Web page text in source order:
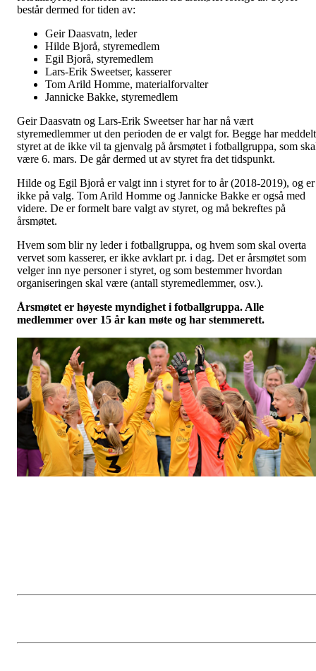
består dermed for tiden av:
Geir Daasvatn, leder
Hilde Bjorå, styremedlem
Egil Bjorå, styremedlem
Lars-Erik Sweetser, kasserer
Tom Arild Homme, materialforvalter
Jannicke Bakke, styremedlem
Geir Daasvatn og Lars-Erik Sweetser har har nå vært
styremedlemmer ut den perioden de er valgt for. Begge har meddelt
styret at de ikke vil ta gjenvalg på årsmøtet i fotballgruppa, som
være 6. mars. De går dermed ut av styret fra det tidspunkt.
Hilde og Egil Bjorå er valgt inn i styret for to år (2018-2019), og er
ikke på valg. Tom Arild Homme og Jannicke Bakke er også med
videre. De er formelt bare valgt av styret, og må bekreftes på
årsmøtet.
Hvem som blir ny leder i fotballgruppa, og hvem som skal overta
vervet som kasserer, er ikke avklart pr. i dag. Det er årsmøtet som
velger inn nye personer i styret, og som bestemmer hvordan
organiseringen skal være (antall styremedlemmer, osv.).
Årsmøtet er høyeste myndighet i fotballgruppa. Alle
medlemmer over 15 år kan møte og har stemmerett.